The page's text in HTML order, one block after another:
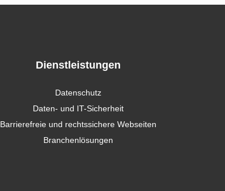
Dienstleistungen
Datenschutz
Daten- und IT-Sicherheit
Barrierefreie und rechtssichere Webseiten
Branchenlösungen